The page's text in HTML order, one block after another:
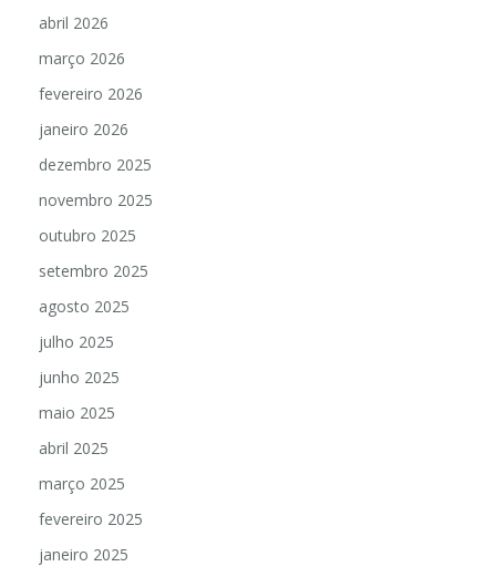
abril 2026
março 2026
fevereiro 2026
janeiro 2026
dezembro 2025
novembro 2025
outubro 2025
setembro 2025
agosto 2025
julho 2025
junho 2025
maio 2025
abril 2025
março 2025
fevereiro 2025
janeiro 2025